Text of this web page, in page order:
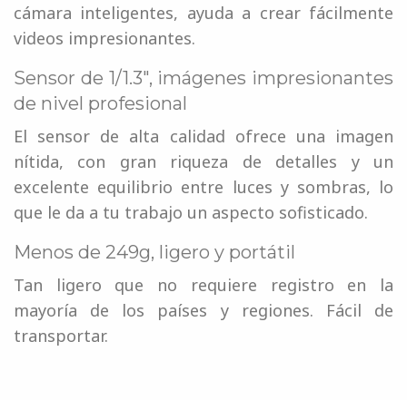
cámara inteligentes, ayuda a crear fácilmente
videos impresionantes.
Sensor de 1/1.3", imágenes impresionantes
de nivel profesional
El sensor de alta calidad ofrece una imagen
nítida, con gran riqueza de detalles y un
excelente equilibrio entre luces y sombras, lo
que le da a tu trabajo un aspecto sofisticado.
Menos de 249g, ligero y portátil
Tan ligero que no requiere registro en la
mayoría de los países y regiones. Fácil de
transportar.